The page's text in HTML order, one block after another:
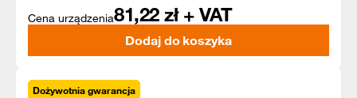
Cena urządzenia81,22 zł + VAT
Dodaj do koszyka
Dożywotnia gwarancja